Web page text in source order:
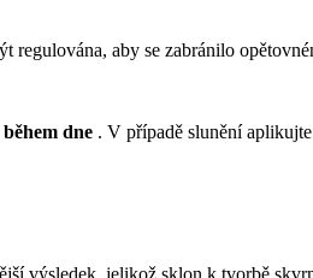
aby se zabránilo
dne . V případě slunění
výsledek, jelikož sklon k tvorbě